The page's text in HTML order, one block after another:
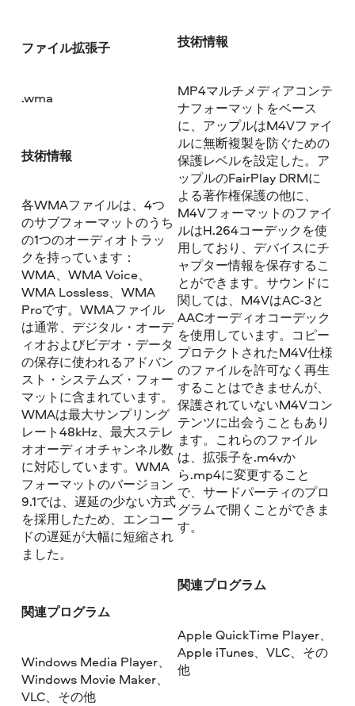
ファイル拡張子
.wma
技術情報
各WMAファイルは、4つ
のサブフォーマットのうち
の1つのオーディオトラッ
クを持っています：
WMA、WMA Voice、
WMA Lossless、WMA
Proです。WMAファイル
は通常、デジタル・オーデ
ィオおよびビデオ・データ
の保存に使われるアドバン
スト・システムズ・フォー
マットに含まれています。
WMAは最大サンプリング
レート48kHz、最大ステレ
オオーディオチャンネル数
に対応しています。WMA
フォーマットのバージョン
9.1では、遅延の少ない方式
を採用したため、エンコー
ドの遅延が大幅に短縮され
ました。
関連プログラム
Windows Media Player、
Windows Movie Maker、
VLC、その他
技術情報
MP4マルチメディアコンテ
ナフォーマットをベース
に、アップルはM4Vファイ
ルに無断複製を防ぐための
保護レベルを設定した。ア
ップルのFairPlay DRMに
よる著作権保護の他に、
M4Vフォーマットのファイ
ルはH.264コーデックを使
用しており、デバイスにチ
ャプター情報を保存するこ
とができます。サウンドに
関しては、M4VはAC-3と
AACオーディオコーデック
を使用しています。コピー
プロテクトされたM4V仕様
のファイルを許可なく再生
することはできませんが、
保護されていないM4Vコン
テンツに出会うこともあり
ます。これらのファイル
は、拡張子を.m4vか
ら.mp4に変更すること
で、サードパーティのプロ
グラムで開くことができま
す。
関連プログラム
Apple QuickTime Player、
Apple iTunes、VLC、その
他